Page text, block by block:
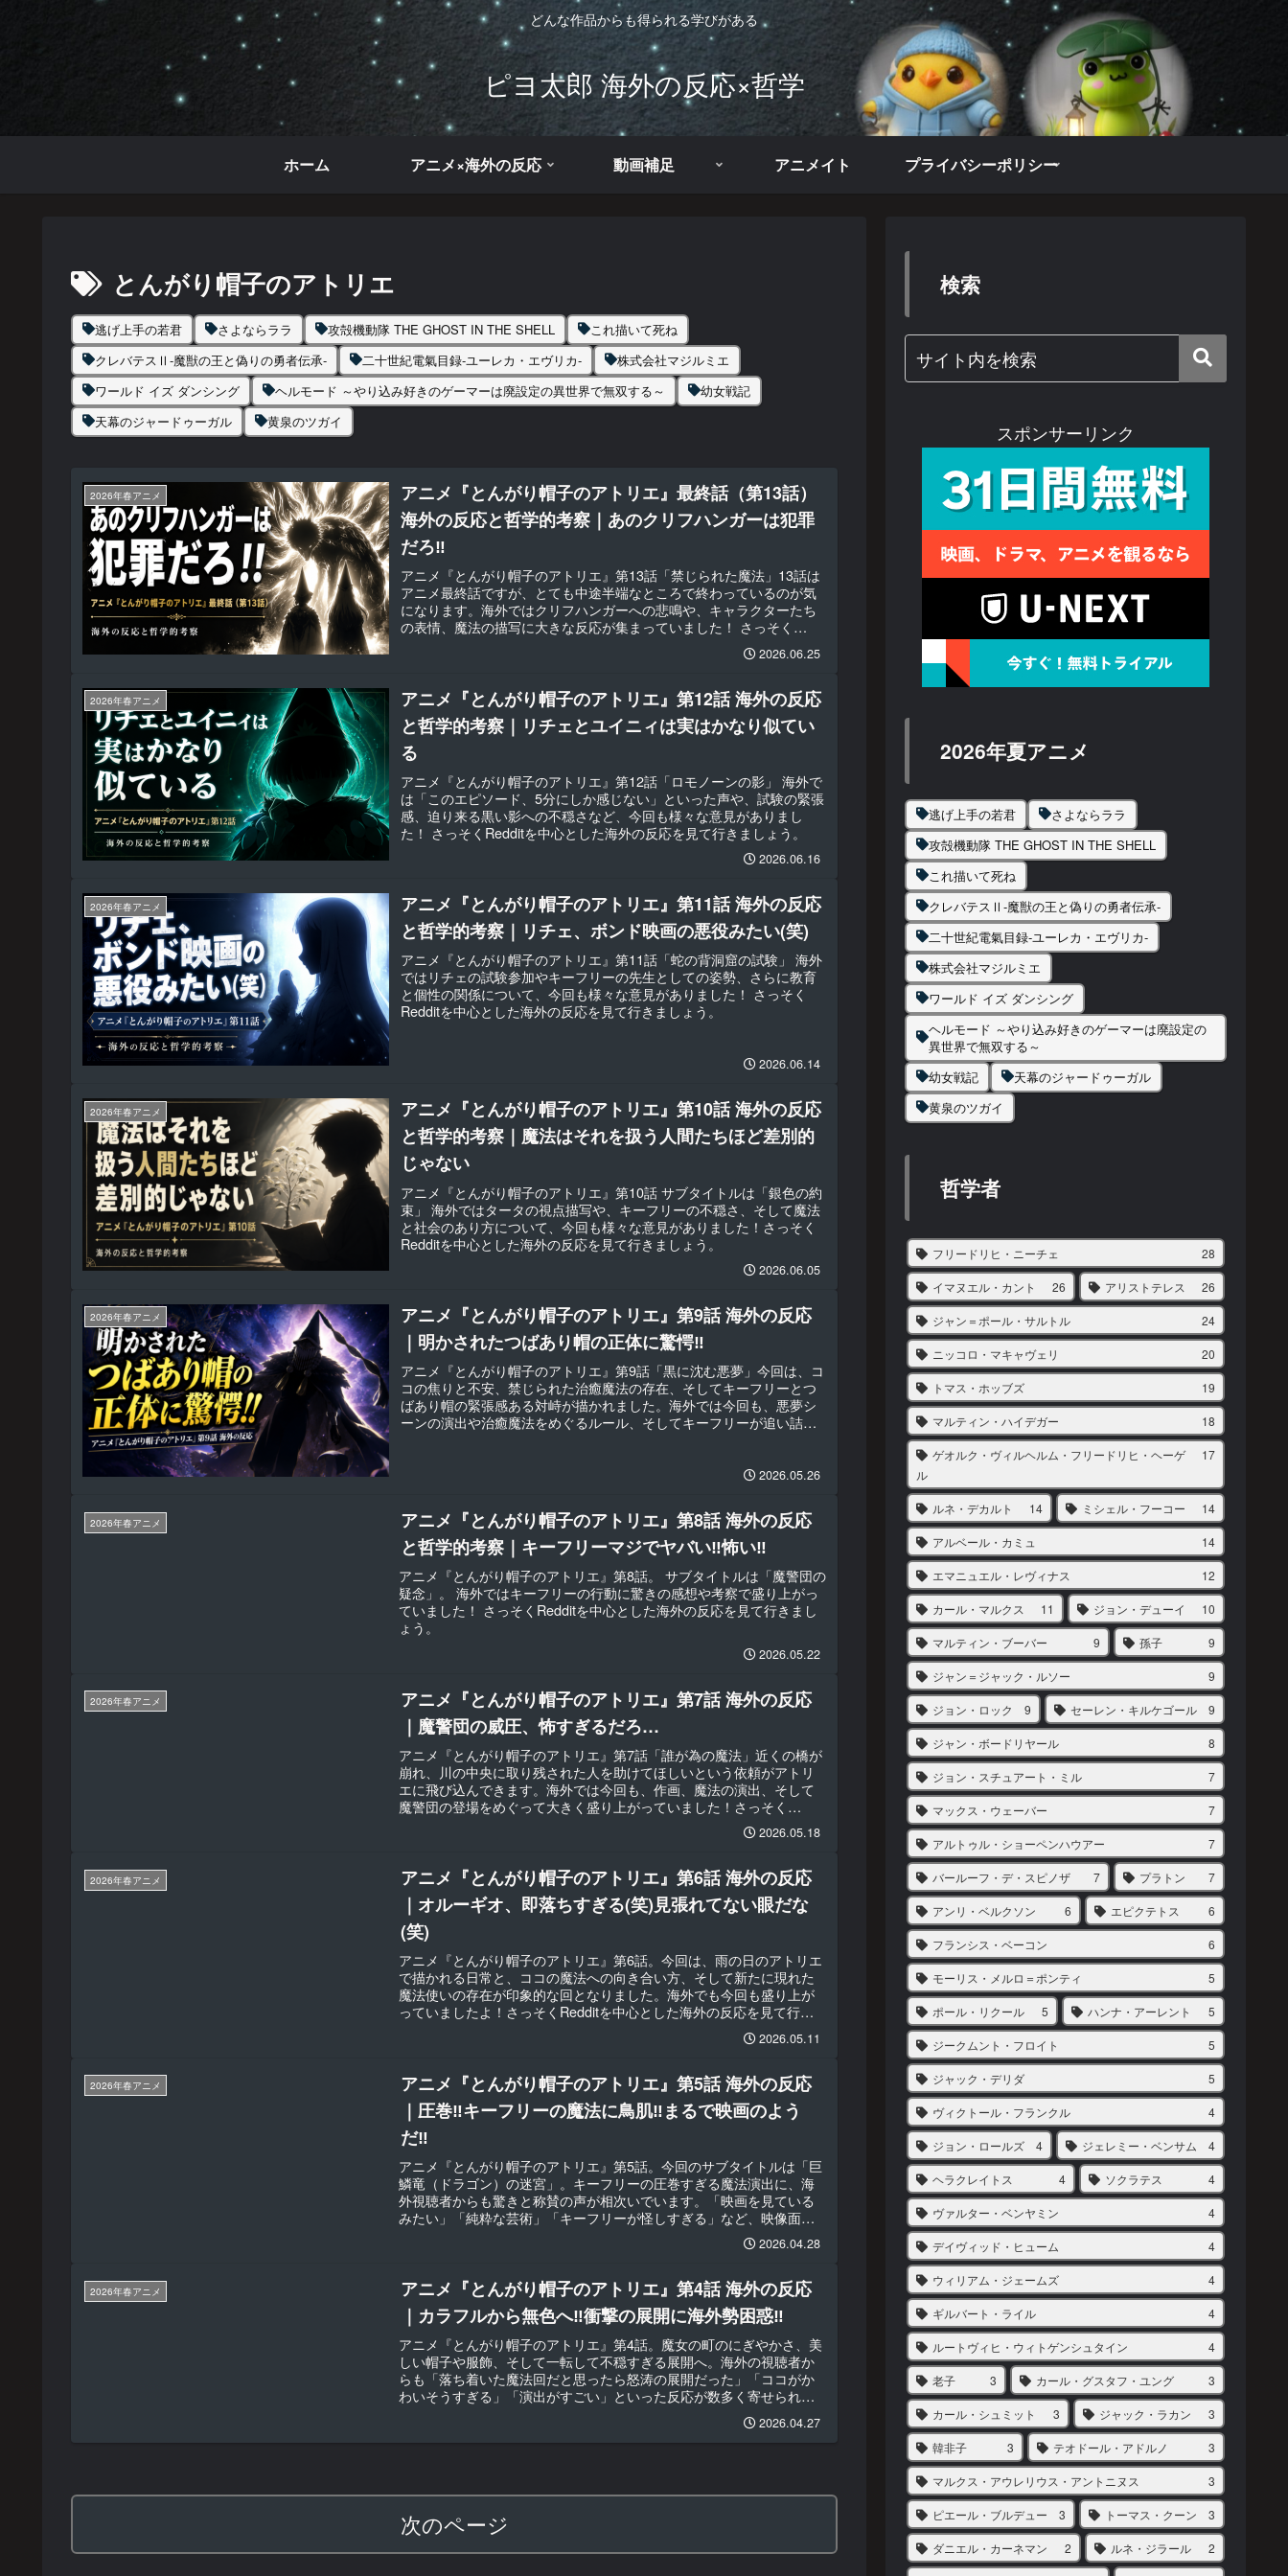
どんな作品からも得られる学びがある
ピヨ太郎 海外の反応×哲学
ホーム アニメ×海外の反応 動画補足 アニメイト プライバシーポリシー
とんがり帽子のアトリエ
逃げ上手の若君 さよならララ 攻殻機動隊 THE GHOST IN THE SHELL
これ描いて死ね
クレバテスⅡ-魔獣の王と偽りの勇者伝承-
二十世紀電氣目録-ユーレカ・エヴリカ-
株式会社マジルミエ
ワールド イズ ダンシング
ヘルモード ～やり込み好きのゲーマーは廃設定の異世界で無双する～
幼女戦記
天幕のジャードゥーガル
黄泉のツガイ
2026年春アニメ
アニメ『とんがり帽子のアトリエ』最終話（第13話）
海外の反応と哲学的考察｜あのクリフハンガーは犯罪
だろ‼
アニメ『とんがり帽子のアトリエ』第13話「禁じられた魔法」13話は
アニメ最終話ですが、とても中途半端なところで終わっているのが気
になります。海外ではクリフハンガーへの悲鳴や、キャラクターたち
の表情、魔法の描写に大きな反応が集まっていました！ さっそく
2026.06.25
2026年春アニメ
アニメ『とんがり帽子のアトリエ』第12話 海外の反応
と哲学的考察｜リチェとユイニィは実はかなり似てい
る
アニメ『とんがり帽子のアトリエ』第12話「ロモノーンの影」 海外で
は「このエピソード、5分にしか感じない」といった声や、試験の緊張
感、迫り来る黒い影への不穏さなど、今回も様々な意見がありまし
た！ さっそくRedditを中心とした海外の反応を見て行きましょう。
2026.06.16
2026年春アニメ
アニメ『とんがり帽子のアトリエ』第11話 海外の反応
と哲学的考察｜リチェ、ボンド映画の悪役みたい(笑)
アニメ『とんがり帽子のアトリエ』第11話「蛇の背洞窟の試験」 海外
ではリチェの試験参加やキーフリーの先生としての姿勢、さらに教育
と個性の関係について、今回も様々な意見がありました！ さっそく
Redditを中心とした海外の反応を見て行きましょう。
2026.06.14
2026年春アニメ
アニメ『とんがり帽子のアトリエ』第10話 海外の反応
と哲学的考察｜魔法はそれを扱う人間たちほど差別的
じゃない
アニメ『とんがり帽子のアトリエ』第10話 サブタイトルは「銀色の約
束」 海外ではタータの視点描写や、キーフリーの不穏さ、そして魔法
と社会のあり方について、今回も様々な意見がありました！さっそく
Redditを中心とした海外の反応を見て行きましょう。
2026.06.05
2026年春アニメ
アニメ『とんがり帽子のアトリエ』第9話 海外の反応
｜明かされたつばあり帽の正体に驚愕‼
アニメ『とんがり帽子のアトリエ』第9話「黒に沈む悪夢」今回は、コ
コの焦りと不安、禁じられた治癒魔法の存在、そしてキーフリーとつ
ばあり帽の緊張感ある対峙が描かれました。海外では今回も、悪夢シ
ーンの演出や治癒魔法をめぐるルール、そしてキーフリーが追い詰め
2026.05.26
2026年春アニメ
アニメ『とんがり帽子のアトリエ』第8話 海外の反応
と哲学的考察｜キーフリーマジでヤバい‼怖い‼
アニメ『とんがり帽子のアトリエ』第8話。 サブタイトルは「魔警団の
疑念」。 海外ではキーフリーの行動に驚きの感想や考察で盛り上がっ
ていました！ さっそくRedditを中心とした海外の反応を見て行きまし
ょう。
2026.05.22
2026年春アニメ
アニメ『とんがり帽子のアトリエ』第7話 海外の反応
｜魔警団の威圧、怖すぎるだろ…
アニメ『とんがり帽子のアトリエ』第7話「誰が為の魔法」近くの橋が
崩れ、川の中央に取り残された人を助けてほしいという依頼がアトリ
エに飛び込んできます。海外では今回も、作画、魔法の演出、そして
魔警団の登場をめぐって大きく盛り上がっていました！さっそく
2026.05.18
2026年春アニメ
アニメ『とんがり帽子のアトリエ』第6話 海外の反応
｜オルーギオ、即落ちすぎる(笑)見張れてない眼だな
(笑)
アニメ『とんがり帽子のアトリエ』第6話。今回は、雨の日のアトリエ
で描かれる日常と、ココの魔法への向き合い方、そして新たに現れた
魔法使いの存在が印象的な回となりました。海外でも今回も盛り上が
っていましたよ！さっそくRedditを中心とした海外の反応を見て行き
2026.05.11
2026年春アニメ
アニメ『とんがり帽子のアトリエ』第5話 海外の反応
｜圧巻‼キーフリーの魔法に鳥肌‼まるで映画のよう
だ‼
アニメ『とんがり帽子のアトリエ』第5話。今回のサブタイトルは「巨
鱗竜（ドラゴン）の迷宮」。キーフリーの圧巻すぎる魔法演出に、海
外視聴者からも驚きと称賛の声が相次いでいます。「映画を見ている
みたい」「純粋な芸術」「キーフリーが怪しすぎる」など、映像面だ
2026.04.28
2026年春アニメ
アニメ『とんがり帽子のアトリエ』第4話 海外の反応
｜カラフルから無色へ‼衝撃の展開に海外勢困惑‼
アニメ『とんがり帽子のアトリエ』第4話。魔女の町のにぎやかさ、美
しい帽子や服飾、そして一転して不穏すぎる展開へ。海外の視聴者か
らも「落ち着いた魔法回だと思ったら怒涛の展開だった」「ココがか
わいそうすぎる」「演出がすごい」といった反応が数多く寄せられて
2026.04.27
次のページ
検索
スポンサーリンク
2026年夏アニメ
逃げ上手の若君
さよならララ
攻殻機動隊 THE GHOST IN THE SHELL
これ描いて死ね
クレバテスⅡ-魔獣の王と偽りの勇者伝承-
二十世紀電氣目録-ユーレカ・エヴリカ-
株式会社マジルミエ
ワールド イズ ダンシング
ヘルモード ～やり込み好きのゲーマーは廃設定の
異世界で無双する～
幼女戦記
天幕のジャードゥーガル
黄泉のツガイ
哲学者
フリードリヒ・ニーチェ 28
イマヌエル・カント 26 アリストテレス 26
ジャン＝ポール・サルトル 24
ニッコロ・マキャヴェリ 20
トマス・ホッブズ 19
マルティン・ハイデガー 18
ゲオルク・ヴィルヘルム・フリードリヒ・ヘーゲ
ル
17
ルネ・デカルト 14 ミシェル・フーコー 14
アルベール・カミュ 14
エマニュエル・レヴィナス 12
カール・マルクス 11 ジョン・デューイ 10
マルティン・ブーバー 9 孫子 9
ジャン＝ジャック・ルソー 9
ジョン・ロック 9 セーレン・キルケゴール 9
ジャン・ボードリヤール 8
ジョン・スチュアート・ミル 7
マックス・ウェーバー 7
アルトゥル・ショーペンハウアー 7
バールーフ・デ・スピノザ 7 プラトン 7
アンリ・ベルクソン 6 エピクテトス 6
フランシス・ベーコン 6
モーリス・メルロ＝ポンティ 5
ポール・リクール 5 ハンナ・アーレント 5
ジークムント・フロイト 5
ジャック・デリダ 5
ヴィクトール・フランクル 4
ジョン・ロールズ 4 ジェレミー・ベンサム 4
ヘラクレイトス 4 ソクラテス 4
ヴァルター・ベンヤミン 4
デイヴィッド・ヒューム 4
ウィリアム・ジェームズ 4
ギルバート・ライル 4
ルートヴィヒ・ウィトゲンシュタイン 4
老子 3 カール・グスタフ・ユング 3
カール・シュミット 3 ジャック・ラカン 3
韓非子 3 テオドール・アドルノ 3
マルクス・アウレリウス・アントニヌス 3
ピエール・ブルデュー 3 トーマス・クーン 3
ダニエル・カーネマン 2 ルネ・ジラール 2